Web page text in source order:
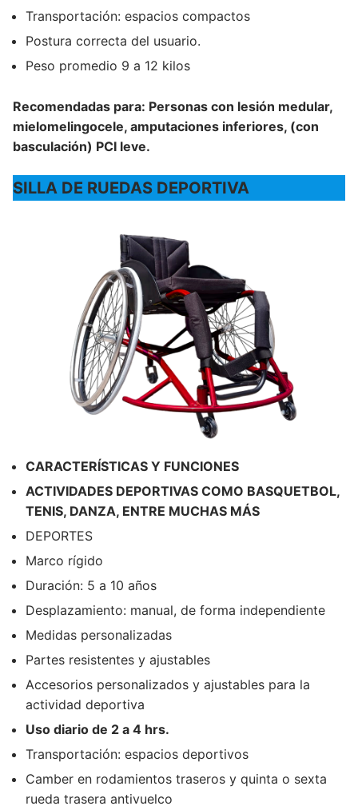
Transportación: espacios compactos
Postura correcta del usuario.
Peso promedio 9 a 12 kilos
Recomendadas para: Personas con lesión medular,
mielomelingocele, amputaciones inferiores, (con
basculación) PCI leve.
SILLA DE RUEDAS DEPORTIVA
CARACTERÍSTICAS Y FUNCIONES
ACTIVIDADES DEPORTIVAS COMO BASQUETBOL,
TENIS, DANZA, ENTRE MUCHAS MÁS
DEPORTES
Marco rígido
Duración: 5 a 10 años
Desplazamiento: manual, de forma independiente
Medidas personalizadas
Partes resistentes y ajustables
Accesorios personalizados y ajustables para la
actividad deportiva
Uso diario de 2 a 4 hrs.
Transportación: espacios deportivos
Camber en rodamientos traseros y quinta o sexta
rueda trasera antivuelco